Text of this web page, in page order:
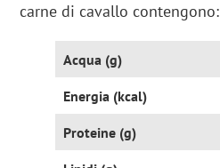
carne di cavallo contengono:
Acqua (g)
Energia (kcal)
Proteine (g)